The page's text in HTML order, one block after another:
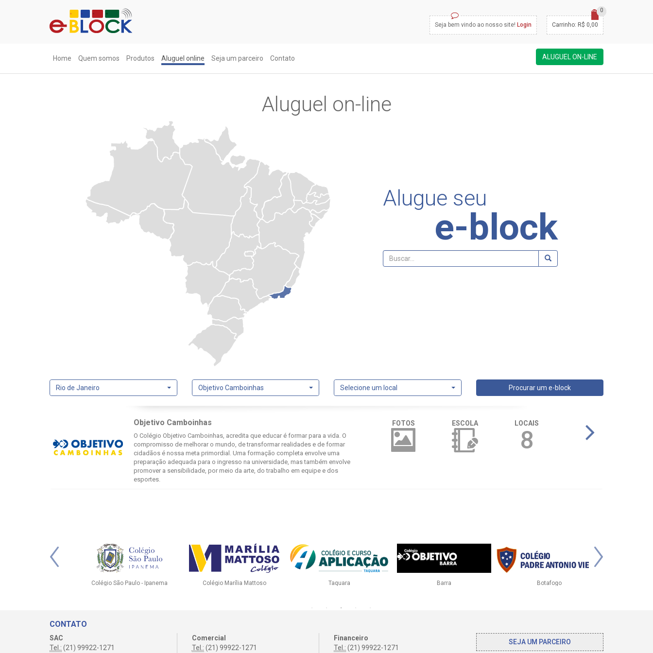
0
Carrinho: R$ 0,00
Seja bem vindo ao nosso site! Login
Home Quem somos Produtos Aluguel online Seja um parceiro Contato ALUGUEL ON-LINE
Aluguel on-line
Alugue seu
e-block
Rio de Janeiro Objetivo Camboinhas Selecione um local Procurar um e-block
Objetivo Camboinhas
O Colégio Objetivo Camboinhas, acredita que educar é formar para a vida. O
compromisso de melhorar o mundo, de transformar realidades e de formar
cidadãos é nossa meta primordial. Uma formação completa envolve uma
preparação adequada para o ingresso na universidade, mas também envolve
promover a sensibilidade, por meio da arte, do trabalho em equipe e dos
esportes.
FOTOS ESCOLA LOCAIS
8
Taquara Barra Botafogo PH Freguesia PH Tijuca II
CONTATO
SAC
Tel.: (21) 99922-1271
Comercial
Tel.: (21) 99922-1271
Financeiro
Tel.: (21) 99922-1271
SEJA UM PARCEIRO